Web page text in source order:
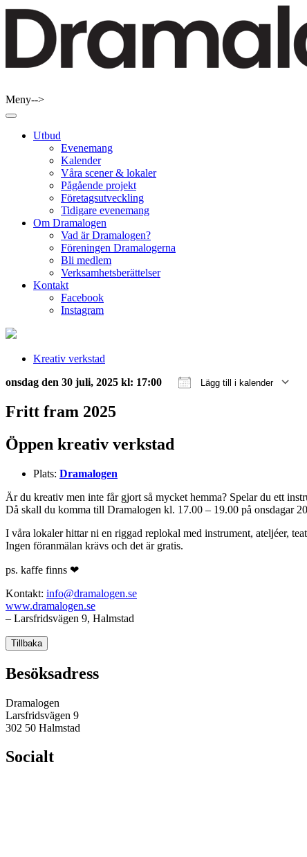
Skip
Meny-->
Utbud
Evenemang
Kalender
Våra scener & lokaler
Pågående projekt
Företagsutveckling
Tidigare evenemang
Om Dramalogen
Vad är Dramalogen?
Föreningen Dramalogerna
Bli medlem
Verksamhetsberättelser
Kontakt
Facebook
Instagram
Kreativ verkstad
onsdag den 30 juli, 2025 kl: 17:00
Lägg till i kalender
Fritt fram 2025
Öppen kreativ verkstad
Plats: Dramalogen
Är du kreativ men inte får gjort så mycket hemma? Spelar du ett
Då skall du komma till Dramalogen kl. 17.00 – 19.00 på onsdagar
I våra lokaler hittar ni en riggad replokal med instrument, ateljéer,
Ingen föranmälan krävs och det är gratis.
ps. kaffe finns ❤
Kontakt: info@dramalogen.se
www.dramalogen.se
– Larsfridsvägen 9, Halmstad
Tillbaka
Besöksadress
Dramalogen
Larsfridsvägen 9
302 50 Halmstad
Socialt